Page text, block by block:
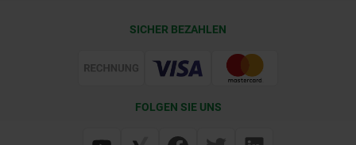
Web Support
SICHER BEZAHLEN
FOLGEN SIE UNS